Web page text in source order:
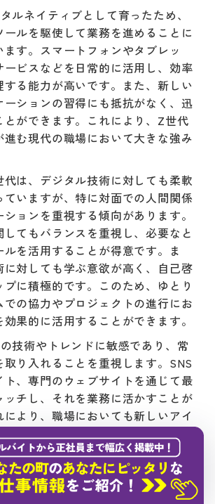
ルネイティブとして育ったため、
ルを駆使して業務を進めることに
す。スマートフォンやタブレッ
ービスなどを日常的に活用し、効率
する能力が高いです。また、新しい
ションの習得にも抵抗がなく、迅
ができます。これにより、Z世代
進む現代の職場において大きな強み
代は、デジタル技術に対しても柔軟
ていますが、特に対面での人間関係
ョンを重視する傾向があります。
てもバランスを重視し、必要なと
ルを活用することが得意です。ま
に対しても学ぶ意欲が高く、自己啓
に積極的です。このため、ゆとり
での協力やプロジェクトの進行にお
果的に活用することができます。
技術やトレンドに敏感であり、常
取り入れることを重視します。SNS
ト、専門のウェブサイトを通じて最
チし、それを業務に活かすことが
より、職場においても新しいアイ
案し、イノベーションを促進するこ
技術の利用に関してもバランスを重
きに適切なツールを活用することが